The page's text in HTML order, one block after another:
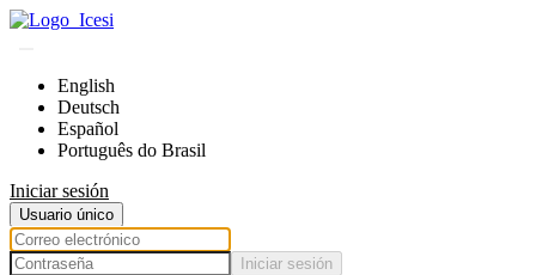
Todo DSpace
Estadísticas
English
Deutsch
Español
Português do Brasil
Iniciar sesión
Usuario único
Iniciar sesión